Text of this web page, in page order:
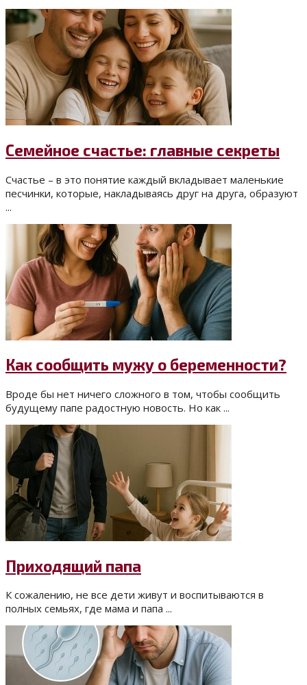
Семейное счастье: главные секреты
Счастье – в это понятие каждый вкладывает маленькие
песчинки, которые, накладываясь друг на друга, образуют
...
Как сообщить мужу о беременности?
Вроде бы нет ничего сложного в том, чтобы сообщить
будущему папе радостную новость. Но как ...
Приходящий папа
К сожалению, не все дети живут и воспитываются в
полных семьях, где мама и папа ...